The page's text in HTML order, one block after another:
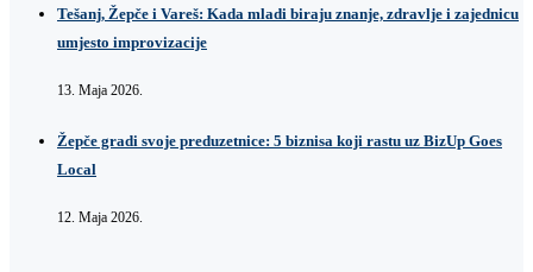
Tešanj, Žepče i Vareš: Kada mladi biraju znanje, zdravlje i zajednicu
umjesto improvizacije
13. Maja 2026.
Žepče gradi svoje preduzetnice: 5 biznisa koji rastu uz BizUp Goes
Local
12. Maja 2026.